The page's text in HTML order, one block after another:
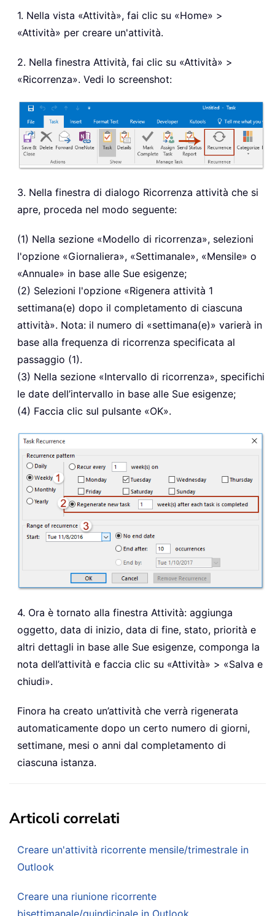
1. Nella vista «Attività», fai clic su «Home» >
«Attività» per creare un'attività.
2. Nella finestra Attività, fai clic su «Attività» >
«Ricorrenza». Vedi lo screenshot:
3. Nella finestra di dialogo Ricorrenza attività che si
apre, proceda nel modo seguente:
(1) Nella sezione «Modello di ricorrenza», selezioni
l'opzione «Giornaliera», «Settimanale», «Mensile» o
«Annuale» in base alle Sue esigenze;
(2) Selezioni l'opzione «Rigenera attività 1
settimana(e) dopo il completamento di ciascuna
attività». Nota: il numero di «settimana(e)» varierà in
base alla frequenza di ricorrenza specificata al
passaggio (1).
(3) Nella sezione «Intervallo di ricorrenza», specifichi
le date dell’intervallo in base alle Sue esigenze;
(4) Faccia clic sul pulsante «OK».
4. Ora è tornato alla finestra Attività: aggiunga
oggetto, data di inizio, data di fine, stato, priorità e
altri dettagli in base alle Sue esigenze, componga la
nota dell’attività e faccia clic su «Attività» > «Salva e
chiudi».
Finora ha creato un’attività che verrà rigenerata
automaticamente dopo un certo numero di giorni,
settimane, mesi o anni dal completamento di
ciascuna istanza.
Articoli correlati
Creare un'attività ricorrente mensile/trimestrale in
Outlook
Creare una riunione ricorrente